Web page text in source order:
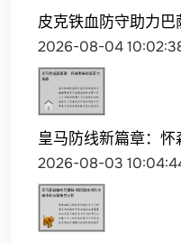
皮克铁血防守助力
2026-08-04
皇马防线新篇章：
2026-08-03